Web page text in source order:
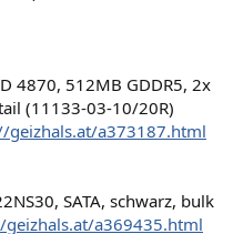
4870, 512MB GDDR5, 2x
(11133-03-10/20R)
geizhals.at/a373187.html
SATA, schwarz, bulk
a369435.html